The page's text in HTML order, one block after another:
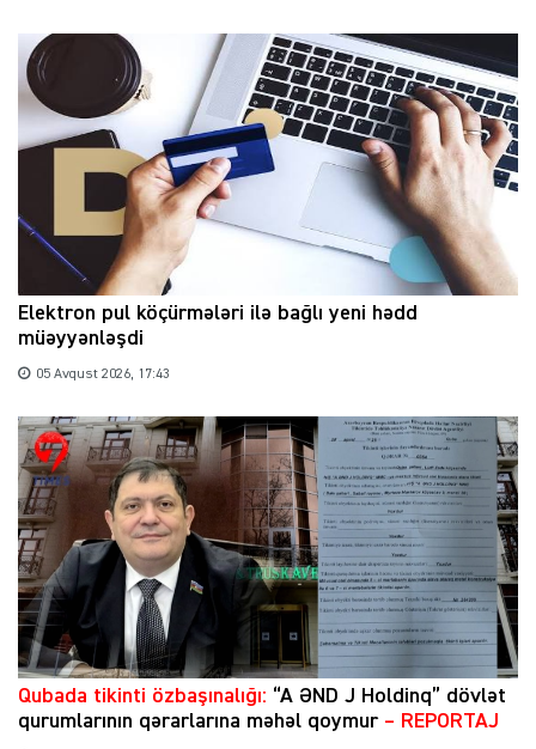
Elektron pul köçürmələri ilə bağlı yeni hədd
müəyyənləşdi
05 Avqust 2026, 17:43
Qubada tikinti özbaşınalığı: “A ƏND J Holdinq” dövlət
qurumlarının qərarlarına məhəl qoymur – REPORTAJ